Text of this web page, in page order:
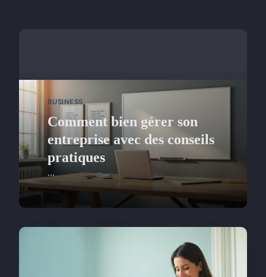
BUSINESS
Comment bien gérer son
entreprise avec des conseils
pratiques
...